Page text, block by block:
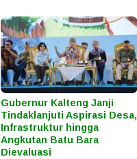
Gubernur Kalteng Janji
Tindaklanjuti Aspirasi Desa,
Infrastruktur hingga
Angkutan Batu Bara
Dievaluasi